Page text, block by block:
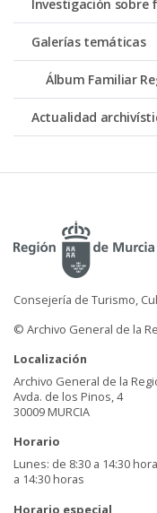
Investigación sobre
Galerías temáticas
Álbum Familiar
Actualidad
Consejería de Turismo,
© Archivo General de la
Localización
Archivo General de la
Avda. de los Pinos, 4
30009 MURCIA
Horario
Lunes: de 8:30 a 14:30
a 14:30 horas
Horario especial